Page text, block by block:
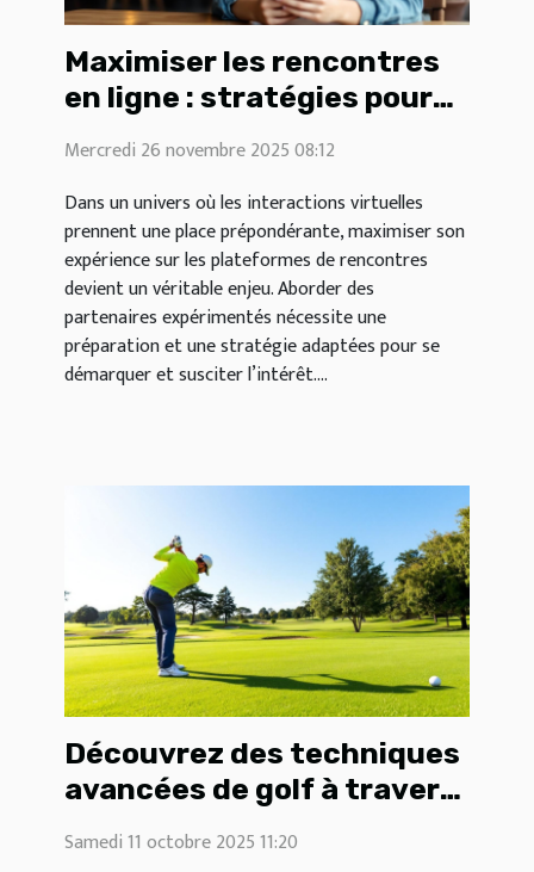
Maximiser les rencontres
en ligne : stratégies pour
expérimentés
Mercredi 26 novembre 2025 08:12
Dans un univers où les interactions virtuelles
prennent une place prépondérante, maximiser son
expérience sur les plateformes de rencontres
devient un véritable enjeu. Aborder des
partenaires expérimentés nécessite une
préparation et une stratégie adaptées pour se
démarquer et susciter l’intérêt....
Découvrez des techniques
avancées de golf à travers
des vidéos détaillées
Samedi 11 octobre 2025 11:20